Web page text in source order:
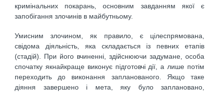
кримінальних покарань, основним завданням якої є
запобігання злочинів в майбутньому.
Умисним злочином, як правило, є цілеспрямована,
свідома діяльність, яка складається із певних етапів
(стадій). При його вчиненні, здійснюючи задумане, особа
спочатку якнайкраще виконує підготовчі дії, а лише потім
переходить до виконання запланованого. Якщо таке
діяння завершено і мета, яку було заплановано,